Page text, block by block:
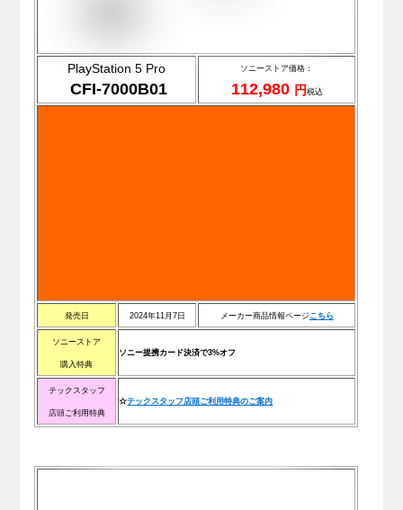
PlayStation 5 Pro
CFI-7000B01
ソニーストア価格：
112,980 円税込
発売日 2024年11月7日 メーカー商品情報ページこ ちら
ソニーストア
購入特典
ソニー提携カード決済で3%オフ
テックスタッフ
店頭ご利用特典
☆テックスタッフ店頭ご利用特典のご案内